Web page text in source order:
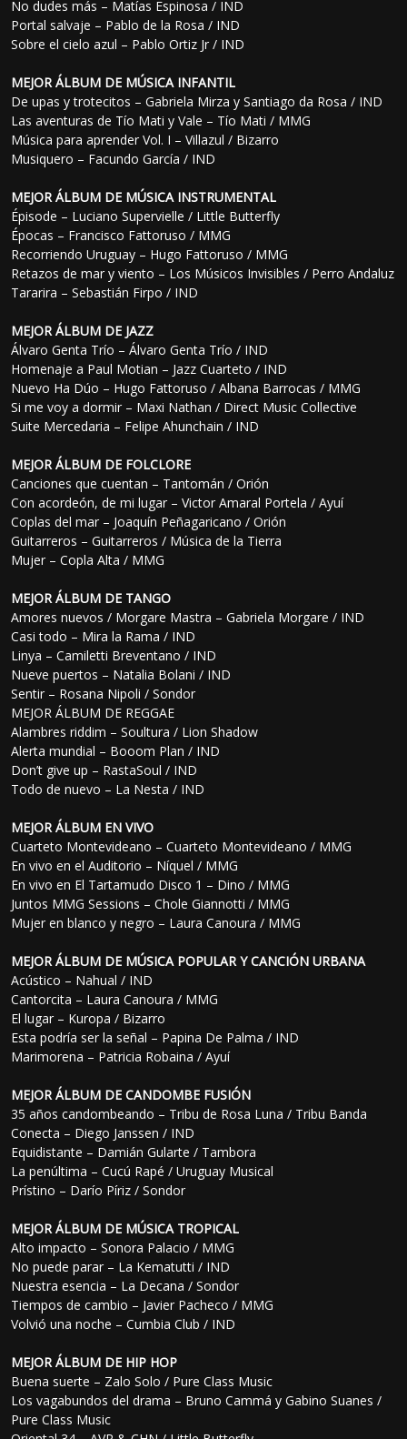
No dudes más – Matías Espinosa / IND
Portal salvaje – Pablo de la Rosa / IND
Sobre el cielo azul – Pablo Ortiz Jr / IND
MEJOR ÁLBUM DE MÚSICA INFANTIL
De upas y trotecitos – Gabriela Mirza y Santiago da Rosa / IND
Las aventuras de Tío Mati y Vale – Tío Mati / MMG
Música para aprender Vol. I – Villazul / Bizarro
Musiquero – Facundo García / IND
MEJOR ÁLBUM DE MÚSICA INSTRUMENTAL
Épisode – Luciano Supervielle / Little Butterfly
Épocas – Francisco Fattoruso / MMG
Recorriendo Uruguay – Hugo Fattoruso / MMG
Retazos de mar y viento – Los Músicos Invisibles / Perro Andaluz
Tararira – Sebastián Firpo / IND
MEJOR ÁLBUM DE JAZZ
Álvaro Genta Trío – Álvaro Genta Trío / IND
Homenaje a Paul Motian – Jazz Cuarteto / IND
Nuevo Ha Dúo – Hugo Fattoruso / Albana Barrocas / MMG
Si me voy a dormir – Maxi Nathan / Direct Music Collective
Suite Mercedaria – Felipe Ahunchain / IND
MEJOR ÁLBUM DE FOLCLORE
Canciones que cuentan – Tantomán / Orión
Con acordeón, de mi lugar – Victor Amaral Portela / Ayuí
Coplas del mar – Joaquín Peñagaricano / Orión
Guitarreros – Guitarreros / Música de la Tierra
Mujer – Copla Alta / MMG
MEJOR ÁLBUM DE TANGO
Amores nuevos / Morgare Mastra – Gabriela Morgare / IND
Casi todo – Mira la Rama / IND
Linya – Camiletti Breventano / IND
Nueve puertos – Natalia Bolani / IND
Sentir – Rosana Nipoli / Sondor
MEJOR ÁLBUM DE REGGAE
Alambres riddim – Soultura / Lion Shadow
Alerta mundial – Booom Plan / IND
Don’t give up – RastaSoul / IND
Todo de nuevo – La Nesta / IND
MEJOR ÁLBUM EN VIVO
Cuarteto Montevideano – Cuarteto Montevideano / MMG
En vivo en el Auditorio – Níquel / MMG
En vivo en El Tartamudo Disco 1 – Dino / MMG
Juntos MMG Sessions – Chole Giannotti / MMG
Mujer en blanco y negro – Laura Canoura / MMG
MEJOR ÁLBUM DE MÚSICA POPULAR Y CANCIÓN URBANA
Acústico – Nahual / IND
Cantorcita – Laura Canoura / MMG
El lugar – Kuropa / Bizarro
Esta podría ser la señal – Papina De Palma / IND
Marimorena – Patricia Robaina / Ayuí
MEJOR ÁLBUM DE CANDOMBE FUSIÓN
35 años candombeando – Tribu de Rosa Luna / Tribu Banda
Conecta – Diego Janssen / IND
Equidistante – Damián Gularte / Tambora
La penúltima – Cucú Rapé / Uruguay Musical
Prístino – Darío Píriz / Sondor
MEJOR ÁLBUM DE MÚSICA TROPICAL
Alto impacto – Sonora Palacio / MMG
No puede parar – La Kematutti / IND
Nuestra esencia – La Decana / Sondor
Tiempos de cambio – Javier Pacheco / MMG
Volvió una noche – Cumbia Club / IND
MEJOR ÁLBUM DE HIP HOP
Buena suerte – Zalo Solo / Pure Class Music
Los vagabundos del drama – Bruno Cammá y Gabino Suanes /
Pure Class Music